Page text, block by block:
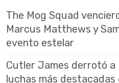
The Mog Squad
Marcus Matthews y
evento estelar
Cutler James derrotó a
luchas más destacadas